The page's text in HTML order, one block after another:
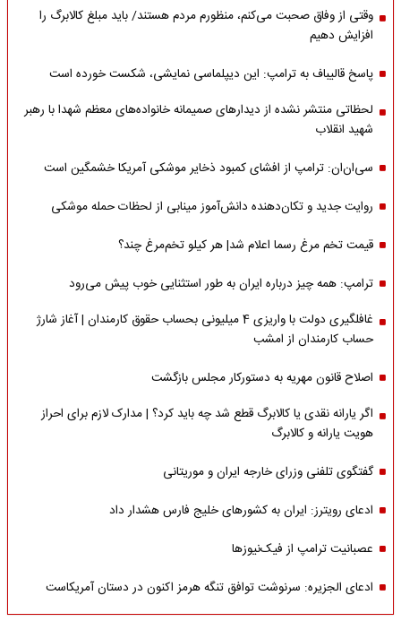
وقتی از وفاق صحبت می‌کنم، منظورم مردم هستند/ باید مبلغ کالابرگ را
افزایش دهیم
پاسخ قالیباف به ترامپ: این دیپلماسی نمایشی، شکست خورده است
لحظاتی منتشر نشده از دیدارهای صمیمانه خانواده‌های معظم شهدا با رهبر
شهید انقلاب
سی‌ان‌ان: ترامپ از افشای کمبود ذخایر موشکی آمریکا خشمگین است
روایت جدید و تکان‌دهنده دانش‌آموز مینابی از لحظات حمله موشکی
قیمت تخم مرغ رسما اعلام شد| هر کیلو تخم‌مرغ چند؟
ترامپ: همه چیز درباره ایران به طور استثنایی خوب پیش می‌رود
غافلگیری دولت با واریزی 4 میلیونی بحساب حقوق کارمندان | آغاز شارژ
حساب کارمندان از امشب
اصلاح قانون مهریه به دستورکار مجلس بازگشت
اگر یارانه نقدی یا کالابرگ قطع شد چه باید کرد؟ | مدارک لازم برای احراز
هویت یارانه و کالابرگ
گفتگوی تلفنی وزرای خارجه ایران و موریتانی
ادعای رویترز: ایران به کشورهای خلیج فارس هشدار داد
عصبانیت ترامپ از فیک‌نیوزها
ادعای الجزیره: سرنوشت توافق تنگه هرمز اکنون در دستان آمریکاست